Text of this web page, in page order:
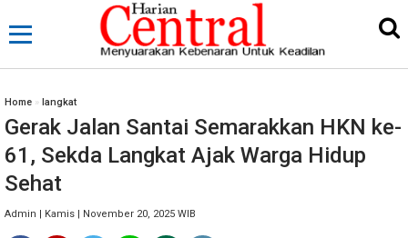
Home » langkat
Gerak Jalan Santai Semarakkan HKN ke-
61, Sekda Langkat Ajak Warga Hidup
Sehat
Admin | Kamis | November 20, 2025 WIB